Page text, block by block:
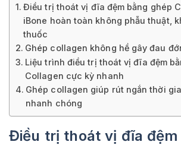
Điều trị thoát vị đĩa đệm bằng ghép
iBone hoàn toàn không phẫu thuật,
thuốc
Ghép collagen không hề gây đau
Liệu trình điều trị thoát vị đĩa đệm
Collagen cực kỳ nhanh
Ghép collagen giúp rút ngắn thời
nhanh chóng
Điều trị thoát vị đĩa